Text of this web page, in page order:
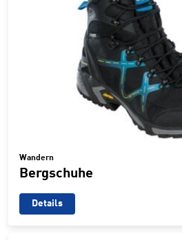
Wandern
Bergschuhe
Details